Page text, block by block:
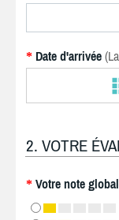
* Date d'arrivée
2. VOTRE
* Votre note